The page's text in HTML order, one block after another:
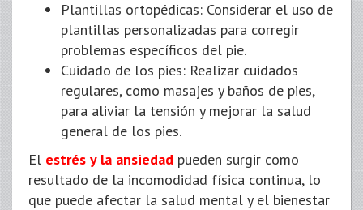
Plantillas ortopédicas: Considerar el uso de
plantillas personalizadas para corregir
problemas específicos del pie.
Cuidado de los pies: Realizar cuidados
regulares, como masajes y baños de pies,
para aliviar la tensión y mejorar la salud
general de los pies.
El estrés y la ansiedad pueden surgir como
resultado de la incomodidad física continua, lo
que puede afectar la salud mental y el bienestar